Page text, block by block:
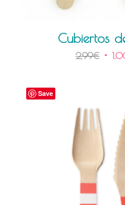
Cubiertos
2,99€
Save